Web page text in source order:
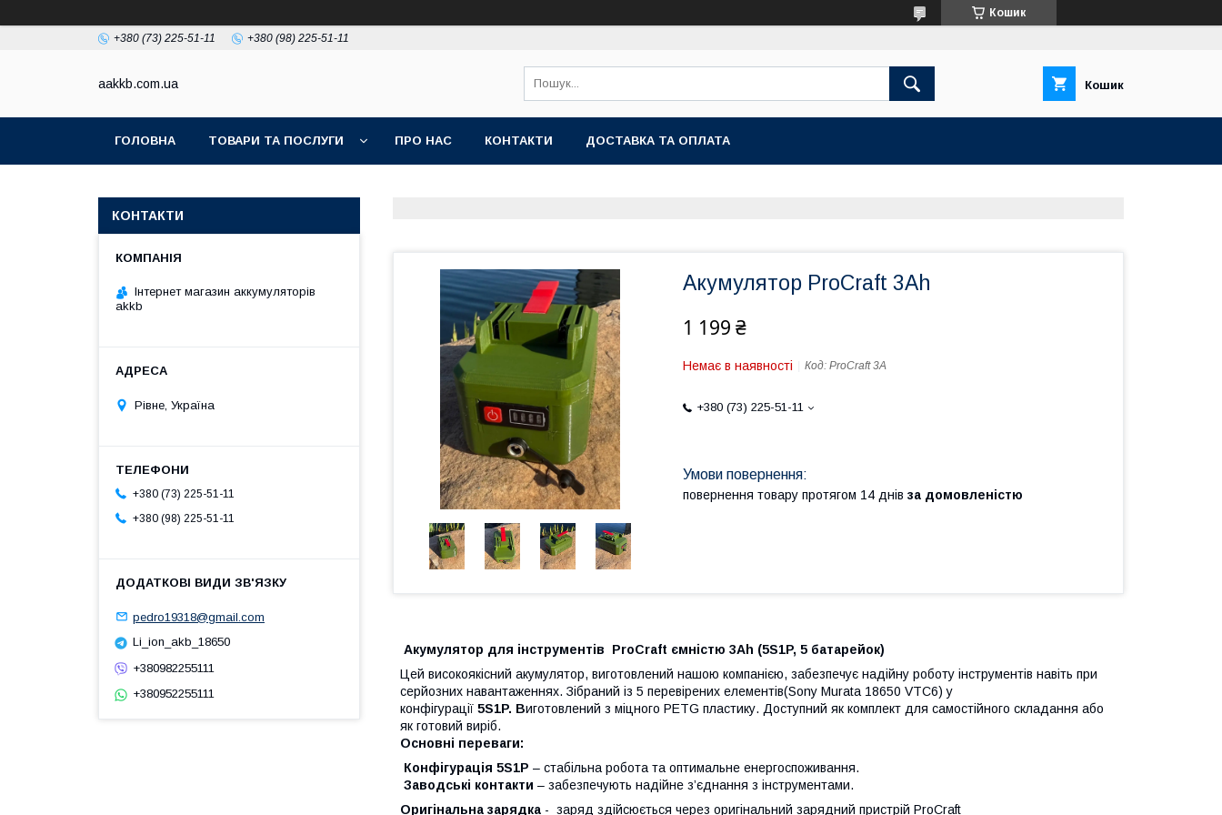
Кошик
+380 (73) 225-51-11 +380 (98) 225-51-11
aakkb.com.ua Кошик
ГОЛОВНА ТОВАРИ ТА ПОСЛУГИ ПРО НАС КОНТАКТИ ДОСТАВКА ТА ОПЛАТА
Акумулятор ProCraft 3Ah
1 199 ₴
Немає в наявності Код: ProCraft 3A
+380 (73) 225-51-11
повернення товару протягом 14 днів за домовленістю
Акумулятор для інструментів ProCraft ємністю 3Аh (5S1P, 5 батарейок)
Цей високоякісний акумулятор, виготовлений нашою компанією, забезпечує надійну роботу інструментів навіть при
серйозних навантаженнях. Зібраний із 5 перевірених елементів(Sony Murata 18650 VTC6) у
конфігурації 5S1P. Виготовлений з міцного PETG пластику. Доступний як комплект для самостійного складання або
як готовий виріб.
Основні переваги:
Конфігурація 5S1P – стабільна робота та оптимальне енергоспоживання.
Заводські контакти – забезпечують надійне з’єднання з інструментами.
Оригінальна зарядка - заряд здійсюється через оригінальний зарядний пристрій ProCraft
КОНТАКТИ
Інтернет магазин аккумуляторів
akkb
Рівне, Україна
+380 (73) 225-51-11
+380 (98) 225-51-11
pedro19318@gmail.com
Li_ion_akb_18650
+380982255111
+380952255111